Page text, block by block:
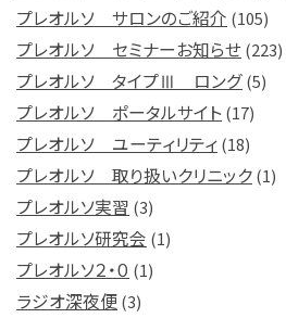
プレオルソ サロンのご紹介 (105)
プレオルソ セミナーお知らせ(223)
プレオルソ タイプⅢ ロング(5)
プレオルソ ポータルサイト(17)
プレオルソ ユーティリティ(18)
プレオルソ 取り扱いクリニック(1)
プレオルソ実習 (3)
プレオルソ研究会 (1)
プレオルソ２・０ (1)
ラジオ深夜便(3)